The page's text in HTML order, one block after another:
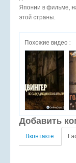
Японии в фильме,
этой страны.
Похожие видео :
Добавить
Вконтакте